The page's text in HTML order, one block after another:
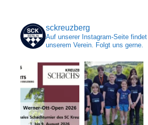
sckreuzberg
Auf unserer Instagram-Seite
unserem Verein. Folgt uns gerne.